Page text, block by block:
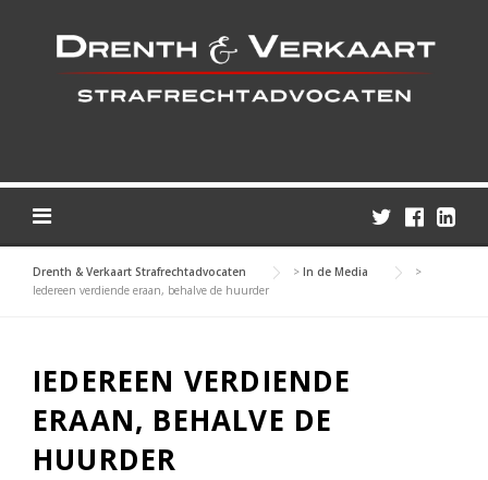
Drenth & Verkaart Strafrechtadvocaten > In de Media
>
Iedereen verdiende eraan, behalve de huurder
IEDEREEN VERDIENDE
ERAAN, BEHALVE DE
HUURDER